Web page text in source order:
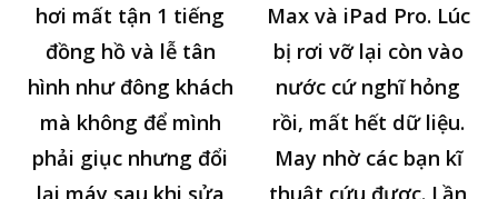
hơi mất tận 1 tiếng
đồng hồ và lễ tân
hình như đông khách
mà không để mình
phải giục nhưng đổi
lại máy sau khi sửa
Max và iPad Pro. Lúc
bị rơi vỡ lại còn vào
nước cứ nghĩ hỏng
rồi, mất hết dữ liệu.
May nhờ các bạn kĩ
thuật cứu được. Lần